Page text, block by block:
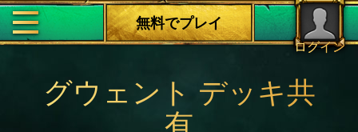
ログイン
無料でプレイ
グウェント デッキ共
有